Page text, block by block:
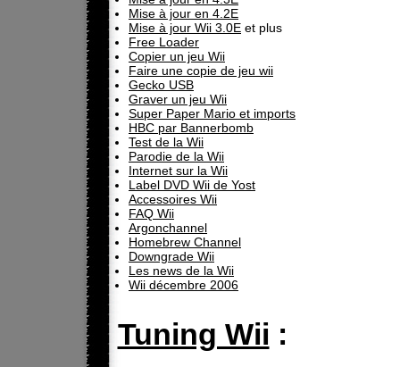
Mise à jour en 4.2E
Mise à jour Wii 3.0E et plus
Free Loader
Copier un jeu Wii
Faire une copie de jeu wii
Gecko USB
Graver un jeu Wii
Super Paper Mario et imports
HBC par Bannerbomb
Test de la Wii
Parodie de la Wii
Internet sur la Wii
Label DVD Wii de Yost
Accessoires Wii
FAQ Wii
Argonchannel
Homebrew Channel
Downgrade Wii
Les news de la Wii
Wii décembre 2006
Tuning Wii :